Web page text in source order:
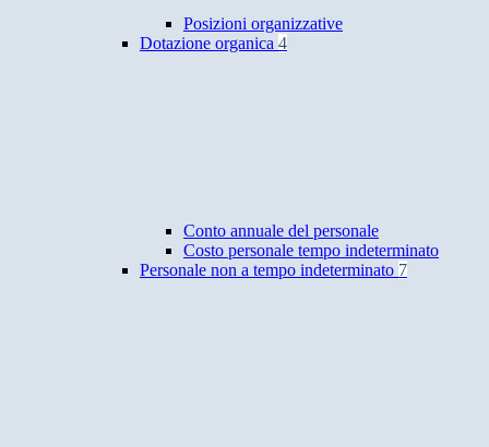
Posizioni organizzative
Dotazione organica 4
Conto annuale del personale
Costo personale tempo indeterminato
Personale non a tempo indeterminato 7